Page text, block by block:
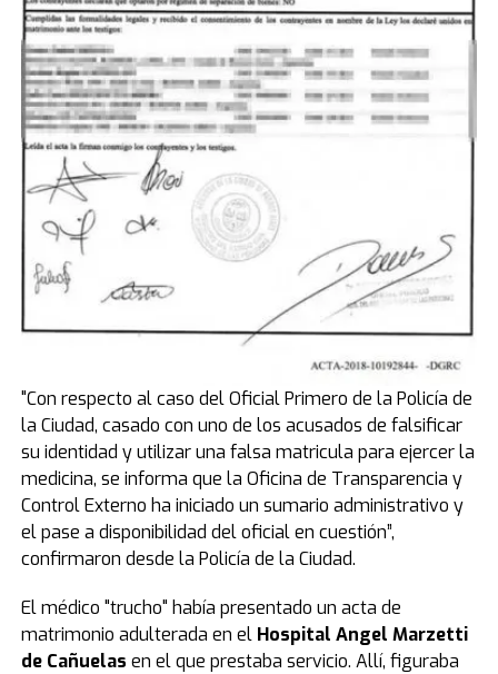
"Con respecto al caso del Oficial Primero de la Policía de
la Ciudad, casado con uno de los acusados de falsificar
su identidad y utilizar una falsa matricula para ejercer la
medicina, se informa que la Oficina de Transparencia y
Control Externo ha iniciado un sumario administrativo y
el pase a disponibilidad del oficial en cuestión”,
confirmaron desde la Policía de la Ciudad.
El médico "trucho" había presentado un acta de
matrimonio adulterada en el Hospital Angel Marzetti
de Cañuelas en el que prestaba servicio. Allí, figuraba